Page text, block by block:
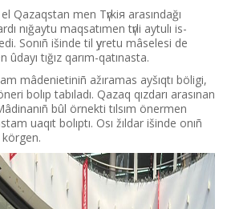
Qazaqstan men Tүrkiя arasındağı
nığaytu maqsatımen tүrlі aytulı іs-
Sonıñ іšіnde tіl үyretu mâselesі de
tığız qarım-qatınasta.
mâdenietіnіñ ažıramas ayšıqtı bölіgі,
bolıp tabıladı. Qazaq qızdarı arasınan
bûl örnektі tılsım önermen
uaqıt bolıptı. Osı žıldar іšіnde onıñ
körgen.